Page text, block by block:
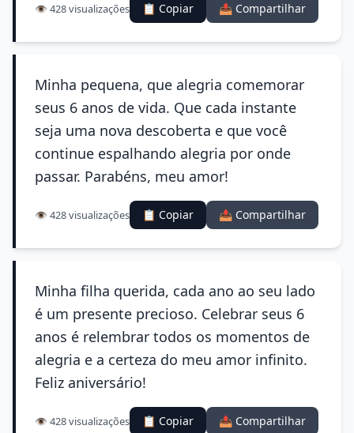
👁️ 428 visualizações 📋 Copiar 📤 Compartilhar
Minha pequena, que alegria comemorar
seus 6 anos de vida. Que cada instante
seja uma nova descoberta e que você
continue espalhando alegria por onde
passar. Parabéns, meu amor!
👁️ 428 visualizações 📋 Copiar 📤 Compartilhar
Minha filha querida, cada ano ao seu lado
é um presente precioso. Celebrar seus 6
anos é relembrar todos os momentos de
alegria e a certeza do meu amor infinito.
Feliz aniversário!
👁️ 428 visualizações 📋 Copiar 📤 Compartilhar